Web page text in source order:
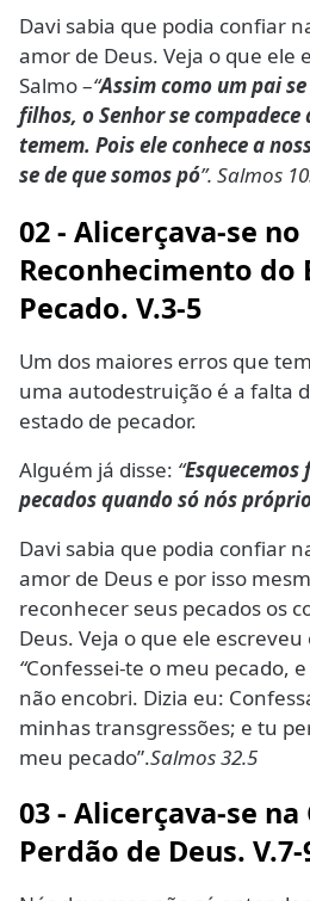
Davi sabia que podia confiar
amor de Deus. Veja o que ele
Salmo –“Assim como um pai
filhos, o Senhor se compadece
temem. Pois ele conhece a
se de que somos pó”. Salmos
02 - Alicerçava-se no
Reconhecimento do
Pecado. V.3-5
Um dos maiores erros que
uma autodestruição é a falta
estado de pecador.
Alguém já disse: “
pecados quando só nós
Davi sabia que podia confiar
amor de Deus e por isso
reconhecer seus pecados os
Deus. Veja o que ele
“Confessei-te o meu pecado,
não encobri. Dizia eu:
minhas transgressões; e tu
meu pecado”.Salmos 32.5
03 - Alicerçava-se na
Perdão de Deus. V.7-